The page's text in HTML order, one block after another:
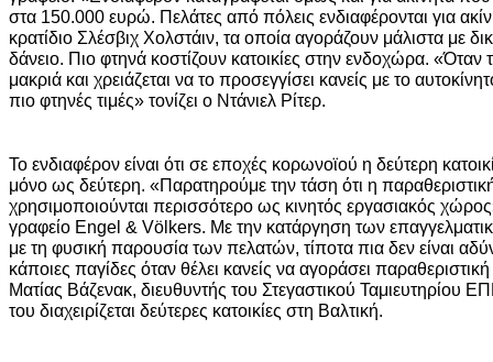
στα 150.000 ευρώ. Πελάτες από πόλεις ενδιαφέρονται για
κρατίδιο Σλέσβιχ Χολστάιν, τα οποία αγοράζουν μάλιστα με
δάνειο. Πιο φτηνά κοστίζουν κατοικίες στην ενδοχώρα. «Όταν
μακριά και χρειάζεται να το προσεγγίσει κανείς με το
πιο φτηνές τιμές» τονίζει ο Ντάνιελ Ρίτερ.
Το ενδιαφέρον είναι ότι σε εποχές κορωνοϊού η δεύτερη
μόνο ως δεύτερη. «Παρατηρούμε την τάση ότι η παραθεριστική
χρησιμοποιούνται περισσότερο ως κινητός εργασιακός
γραφείο Engel & Völkers. Με την κατάργηση των
με τη φυσική παρουσία των πελατών, τίποτα πια δεν είναι
κάποιες παγίδες όταν θέλει κανείς να αγοράσει
Ματίας Βάζενακ, διευθυντής του Στεγαστικού Ταμιευτηρίου
του διαχειρίζεται δεύτερες κατοικίες στη Βαλτική.